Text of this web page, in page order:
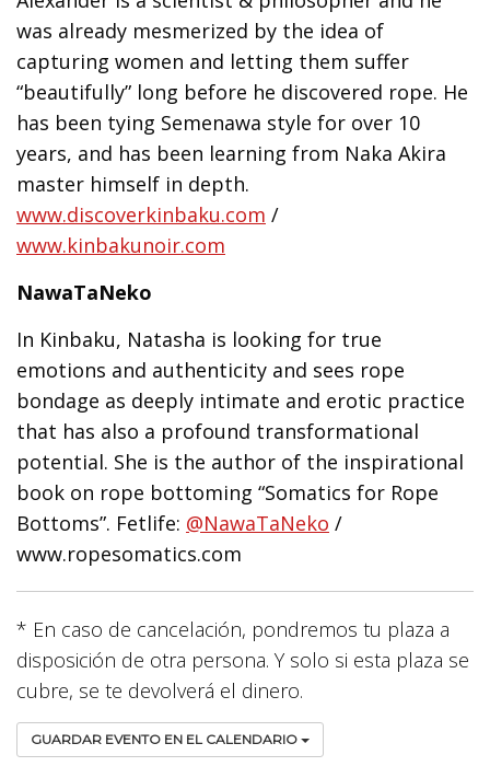
was already mesmerized by the idea of
capturing women and letting them suffer
“beautifully” long before he discovered rope. He
has been tying Semenawa style for over 10
years, and has been learning from Naka Akira
master himself in depth.
www.discoverkinbaku.com /
www.kinbakunoir.com
NawaTaNeko
In Kinbaku, Natasha is looking for true
emotions and authenticity and sees rope
bondage as deeply intimate and erotic practice
that has also a profound transformational
potential. She is the author of the inspirational
book on rope bottoming “Somatics for Rope
Bottoms”. Fetlife: @NawaTaNeko /
www.ropesomatics.com
* En caso de cancelación, pondremos tu plaza a
disposición de otra persona. Y solo si esta plaza se
cubre, se te devolverá el dinero.
GUARDAR EVENTO EN EL CALENDARIO